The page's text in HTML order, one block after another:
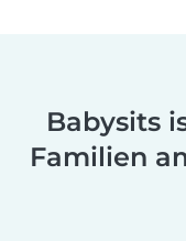
Babysits
Familien